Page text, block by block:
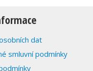
dat
smluvní podmínky